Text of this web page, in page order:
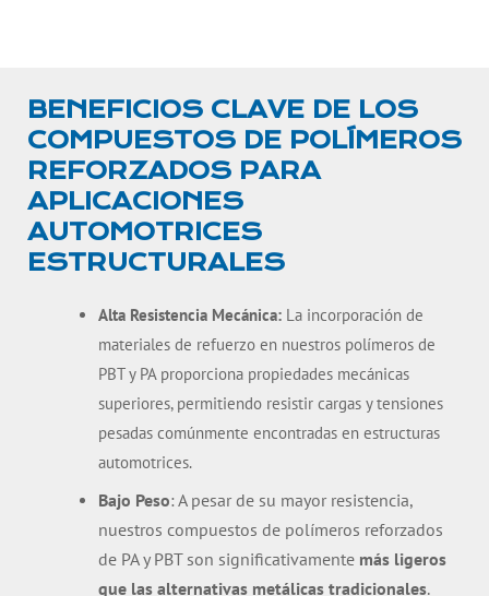
BENEFICIOS CLAVE DE LOS
COMPUESTOS DE POLÍMEROS
REFORZADOS PARA
APLICACIONES
AUTOMOTRICES
ESTRUCTURALES
Alta Resistencia Mecánica: La incorporación de
materiales de refuerzo en nuestros polímeros de
PBT y PA proporciona propiedades mecánicas
superiores, permitiendo resistir cargas y tensiones
pesadas comúnmente encontradas en estructuras
automotrices.
Bajo Peso: A pesar de su mayor resistencia,
nuestros compuestos de polímeros reforzados
de PA y PBT son significativamente más ligeros
que las alternativas metálicas tradicionales.